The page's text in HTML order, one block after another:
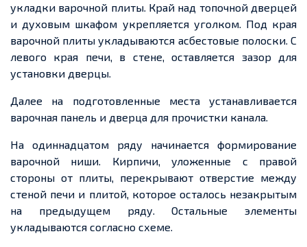
укладки варочной плиты. Край над топочной дверцей
и духовым шкафом укрепляется уголком. Под края
варочной плиты укладываются асбестовые полоски. С
левого края печи, в стене, оставляется зазор для
установки дверцы.
Далее на подготовленные места устанавливается
варочная панель и дверца для прочистки канала.
На одиннадцатом ряду начинается формирование
варочной ниши. Кирпичи, уложенные с правой
стороны от плиты, перекрывают отверстие между
стеной печи и плитой, которое осталось незакрытым
на предыдущем ряду. Остальные элементы
укладываются согласно схеме.